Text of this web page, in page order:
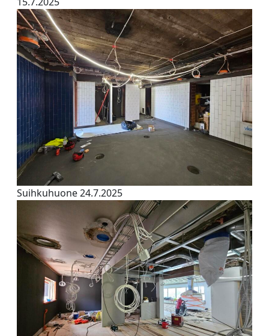
Suihkuhuone 24.7.2025